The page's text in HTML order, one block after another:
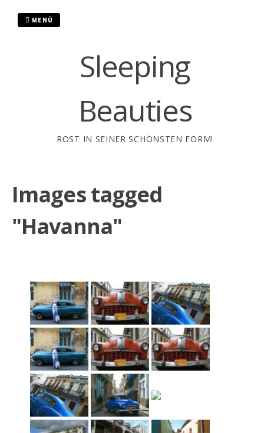
Sleeping
Beauties
ROST IN SEINER SCHÖNSTEN FORM!
MENÜ
Images tagged
"Havanna"